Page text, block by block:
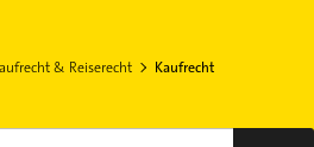
& Reiserecht Kaufrecht